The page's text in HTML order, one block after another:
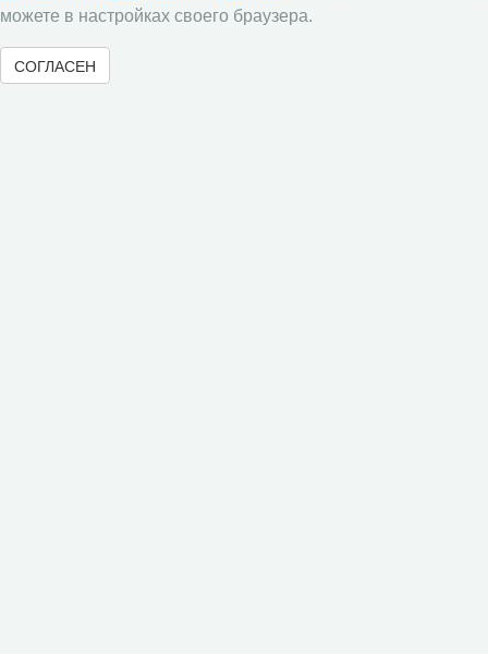
«взлетела» в рейтинге промышленного
июля, 2018 г.
можете в настройках своего браузера.
СОГЛАСЕН